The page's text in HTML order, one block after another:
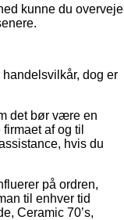
kunne du overveje
dog er
det bør være en
af og til
hvis du
på ordren,
til enhver tid
Ceramic 70’s,